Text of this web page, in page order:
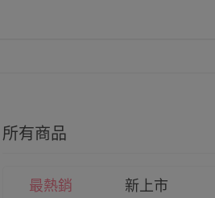
所有商品
最熱銷 新上市